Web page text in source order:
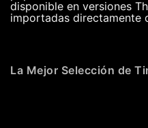
disponible en versiones
importadas directamente
La Mejor Selección de